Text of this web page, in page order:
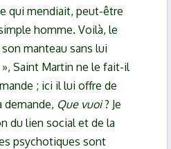
qui mendiait, peut-être
homme. Voilà, le
manteau sans lui
Saint Martin ne le fait-il
; ici il lui offre de
demande, Que vuoi? Je
du lien social et de la
psychotiques sont